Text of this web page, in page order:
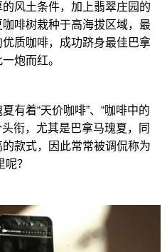
风土条件，加上翡翠庄园的
啡树栽种于高海拔区域，最
质咖啡，成功跻身最佳巴拿
炮而红。
有着“天价咖啡”、“咖啡中的
头衔，尤其是巴拿马瑰夏，同
款式，因此常常被调侃称为
？